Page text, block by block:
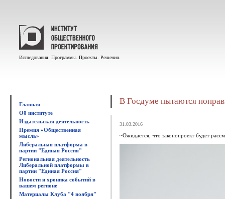
Исследования. Программы. Проекты. Решения.
Главная
Об институте
Издательская деятельность
Премия «Общественная
мысль»
Либеральная платформа в
партии "Единая Россия"
Региональная деятельность
Либеральной платформы в
партии "Единая Россия"
Новости и хроника событий в
вашем регионе
Материалы Клуба "4 ноября"
В Госдуме пытаются
31.03.2016
~Ожидается, что законопроект будет